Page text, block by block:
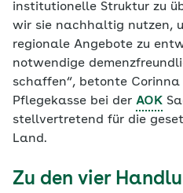
institutionelle Struktur zu
wir sie nachhaltig nutzen,
regionale Angebote zu
notwendige
schaffen“, betonte
Pflegekasse bei der AOK
stellvertretend für die
Land.
Zu den vier